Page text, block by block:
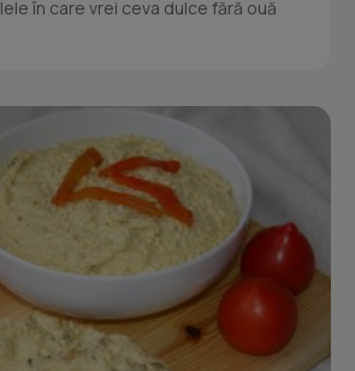
în care vrei ceva dulce fără ouă